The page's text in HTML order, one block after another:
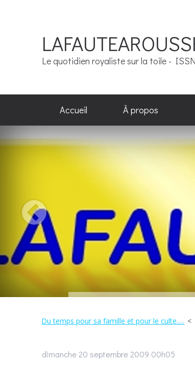
Le quotidien royaliste sur la toile -
Accueil À propos
Du temps pour sa famille et pour le culte.....
dimanche 20 septembre 2009 00h05